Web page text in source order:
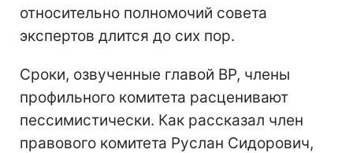
относительно полномочий совета
экспертов длится до сих пор.
Сроки, озвученные главой ВР, члены
профильного комитета расценивают
пессимистически. Как рассказал член
правового комитета Руслан Сидорович,